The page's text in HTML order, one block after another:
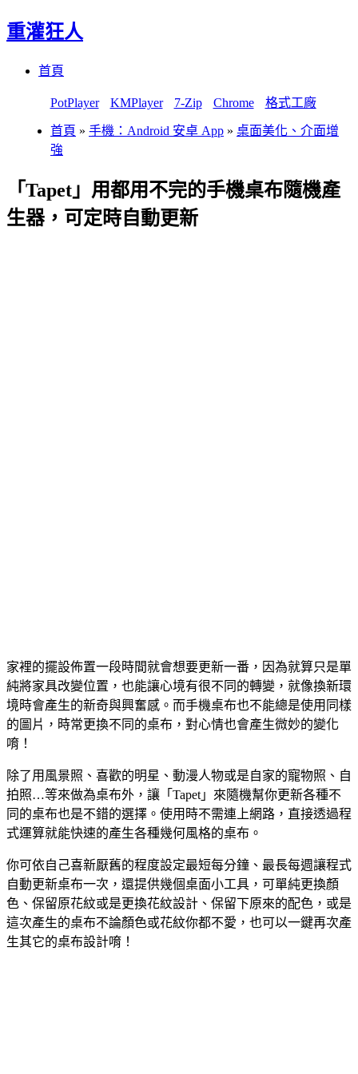
重灌狂人
首頁
PotPlayer KMPlayer 7-Zip Chrome 格式工廠
首頁 » 手機：Android 安卓 App » 桌面美化、介面增
強
「Tapet」用都用不完的手機桌布隨機產
生器，可定時自動更新
家裡的擺設佈置一段時間就會想要更新一番，因為就算只是單
純將家具改變位置，也能讓心境有很不同的轉變，就像換新環
境時會產生的新奇與興奮感。而手機桌布也不能總是使用同樣
的圖片，時常更換不同的桌布，對心情也會產生微妙的變化
唷！
除了用風景照、喜歡的明星、動漫人物或是自家的寵物照、自
拍照…等來做為桌布外，讓「Tapet」來隨機幫你更新各種不
同的桌布也是不錯的選擇。使用時不需連上網路，直接透過程
式運算就能快速的產生各種幾何風格的桌布。
你可依自己喜新厭舊的程度設定最短每分鐘、最長每週讓程式
自動更新桌布一次，還提供幾個桌面小工具，可單純更換顏
色、保留原花紋或是更換花紋設計、保留下原來的配色，或是
這次產生的桌布不論顏色或花紋你都不愛，也可以一鍵再次產
生其它的桌布設計唷！